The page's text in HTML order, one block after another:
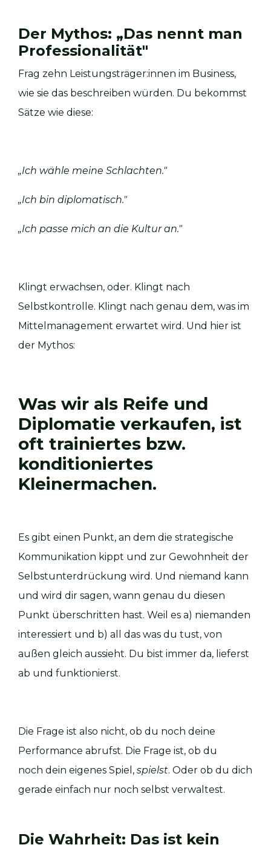
Der Mythos: „Das nennt man
Professionalität"
Frag zehn Leistungsträger:innen im Business,
wie sie das beschreiben würden. Du bekommst
Sätze wie diese:
„Ich wähle meine Schlachten."
„Ich bin diplomatisch."
„Ich passe mich an die Kultur an."
Klingt erwachsen, oder. Klingt nach
Selbstkontrolle. Klingt nach genau dem, was im
Mittelmanagement erwartet wird. Und hier ist
der Mythos:
Was wir als Reife und
Diplomatie verkaufen, ist
oft trainiertes bzw.
konditioniertes
Kleinermachen.
Es gibt einen Punkt, an dem die strategische
Kommunikation kippt und zur Gewohnheit der
Selbstunterdrückung wird. Und niemand kann
und wird dir sagen, wann genau du diesen
Punkt überschritten hast. Weil es a) niemanden
interessiert und b) all das was du tust, von
außen gleich aussieht. Du bist immer da, lieferst
ab und funktionierst.
Die Frage ist also nicht, ob du noch deine
Performance abrufst. Die Frage ist, ob du
noch dein eigenes Spiel, spielst. Oder ob du dich
gerade einfach nur noch selbst verwaltest.
Die Wahrheit: Das ist kein